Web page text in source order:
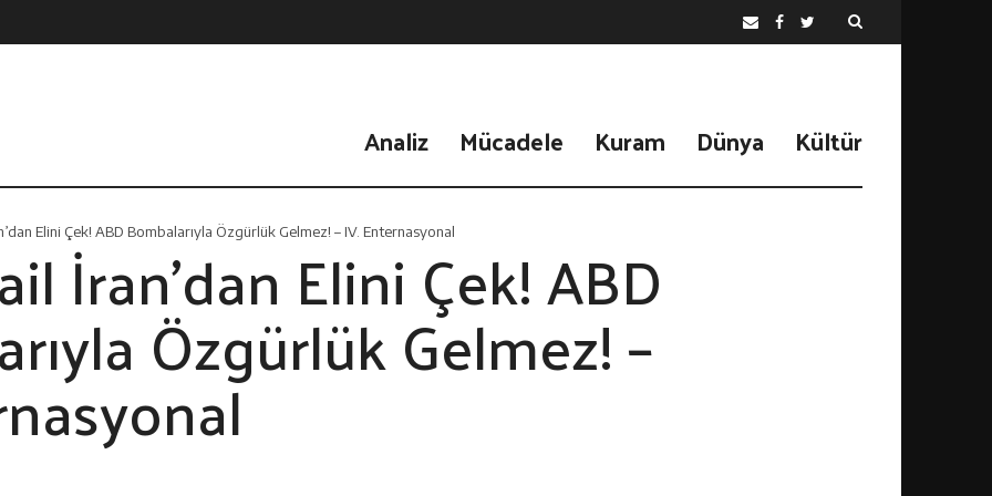
Analiz Mücadele Kuram Dünya Kültür
Elini Çek! ABD Bombalarıyla Özgürlük Gelmez! – IV. Enternasyonal
İran’dan Elini Çek! ABD
Özgürlük Gelmez! –